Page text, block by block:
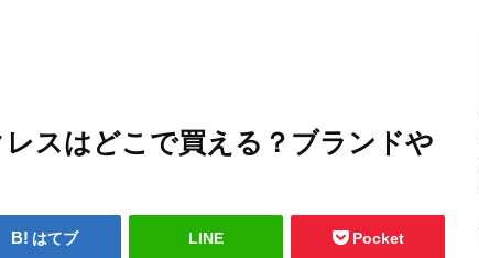
スはどこで買える？ブランドや
はてブ LINE Pocket